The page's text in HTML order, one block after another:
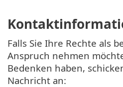
Falls Sie Ihre Rechte als
Anspruch nehmen
Bedenken haben,
Nachricht an: